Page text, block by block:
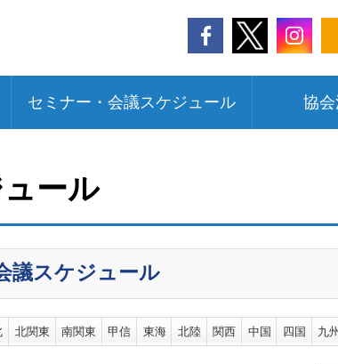
セミナー・会議スケジュール 協
ール
議スケジュール
北関東 南関東 甲信 東海 北陸 関西 中国 四国 九